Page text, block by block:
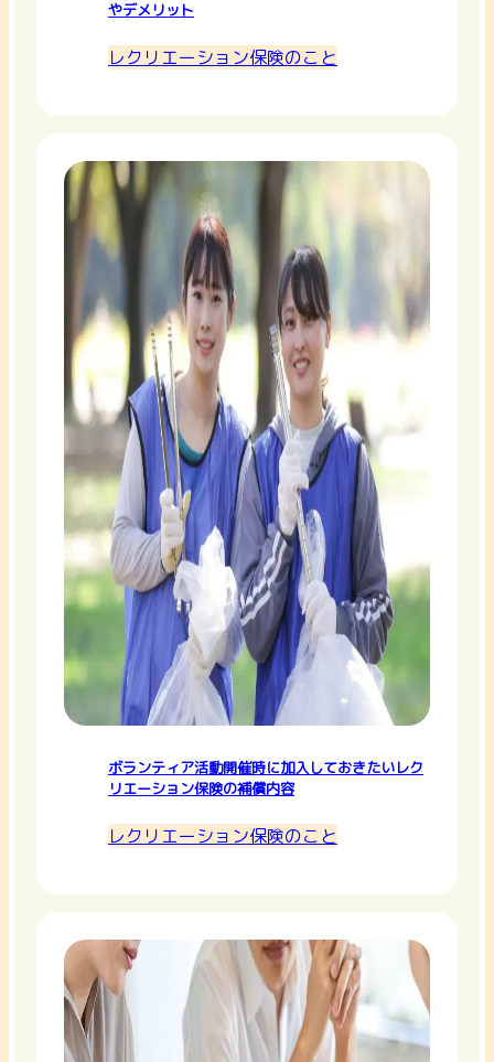
やデメリット
レクリエーション保険のこと
ボランティア活動開催時に加入しておきたいレク
リエーション保険の補償内容
レクリエーション保険のこと